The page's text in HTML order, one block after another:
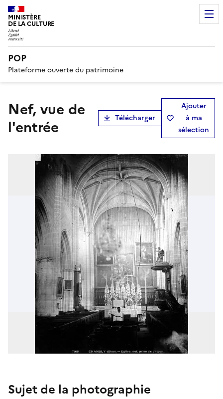
MINISTÈRE
DE LA CULTURE
POP
Plateforme ouverte du patrimoine
Nef, vue de
l'entrée
Télécharger
Ajouter
à ma
sélection
Sujet de la photographie